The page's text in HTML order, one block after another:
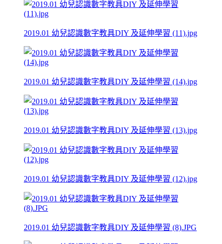
2019.01 幼兒認識數字教具DIY 及延伸學習 (11).jpg
2019.01 幼兒認識數字教具DIY 及延伸學習 (14).jpg
2019.01 幼兒認識數字教具DIY 及延伸學習 (13).jpg
2019.01 幼兒認識數字教具DIY 及延伸學習 (12).jpg
2019.01 幼兒認識數字教具DIY 及延伸學習 (8).JPG